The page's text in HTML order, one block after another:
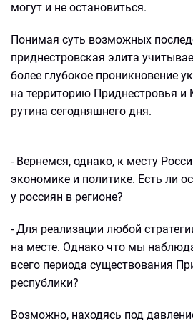
могут и не остановиться.
Понимая суть возможных
приднестровская элита
более глубокое проникновение
на территорию Приднестровья
рутина сегодняшнего дня.
- Вернемся, однако, к месту
экономике и политике. Есть ли
у россиян в регионе?
- Для реализации любой
на месте. Однако что мы
всего периода существования
республики?
Возможно, находясь под